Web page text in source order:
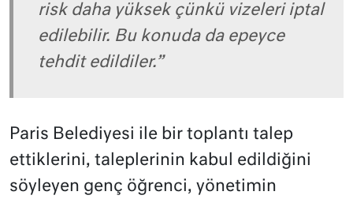
risk daha yüksek çünkü vizeleri iptal
edilebilir. Bu konuda da epeyce
tehdit edildiler.”
Paris Belediyesi ile bir toplantı talep
ettiklerini, taleplerinin kabul edildiğini
söyleyen genç öğrenci, yönetimin